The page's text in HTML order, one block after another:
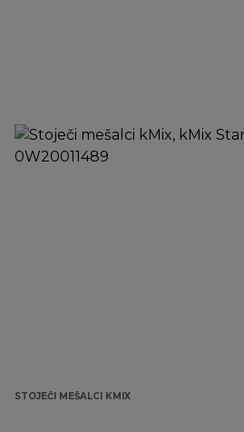
STOJEČI MEŠALCI KMIX